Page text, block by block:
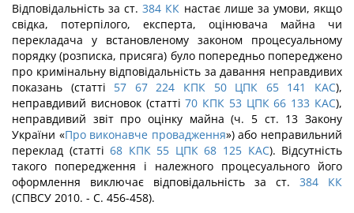
Відповідальність за ст. 384 КК настає лише за умови, якщо
свідка, потерпілого, експерта, оцінювача майна чи
перекладача у встановленому законом процесуальному
порядку (розписка, присяга) було попередньо попереджено
про кримінальну відпо­відальність за давання неправдивих
показань (статті 57 67 224 КПК 50 ЦПК 65 141 КАС),
неправдивий висновок (статті 70 КПК 53 ЦПК 66 133 КАС),
неправдивий звіт про оцінку майна (ч. 5 ст. 13 Закону
України «Про виконавче провадження») або не­правильний
переклад (статті 68 КПК 55 ЦПК 68 125 КАС). Відсутність
такого по­передження і належного процесуального його
оформлення виключає відповідальність за ст. 384 КК
(СПВСУ 2010. - С. 456-458).